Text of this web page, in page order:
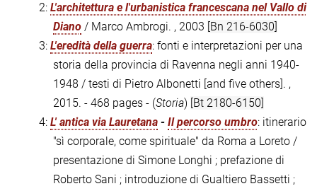
2: L'architettura e l'urbanistica francescana nel Vallo di
Diano / Marco Ambrogi. , 2003 [Bn 216-6030]
3: L'eredità della guerra: fonti e interpretazioni per una
storia della provincia di Ravenna negli anni 1940-
1948 / testi di Pietro Albonetti [and five others]. ,
2015. - 468 pages - (Storia) [Bt 2180-6150]
4: L' antica via Lauretana - Il percorso umbro: itinerario
"sì corporale, come spirituale" da Roma a Loreto /
presentazione di Simone Longhi ; prefazione di
Roberto Sani ; introduzione di Gualtiero Bassetti ;